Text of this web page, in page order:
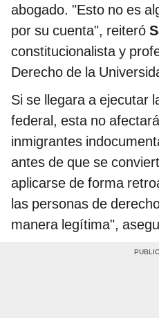
abogado. "Esto no es
por su cuenta", reiteró
constitucionalista y
Derecho de la
Si se llegara a ejecutar
federal, esta no
inmigrantes
antes de que se
aplicarse de forma
las personas de
manera legítima",